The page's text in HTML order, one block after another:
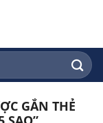
GẮN THẺ